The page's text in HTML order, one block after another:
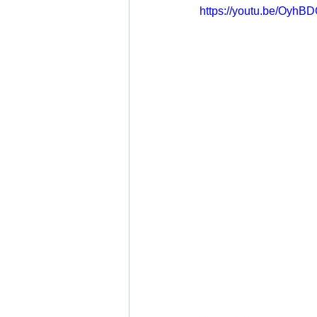
https://youtu.be/